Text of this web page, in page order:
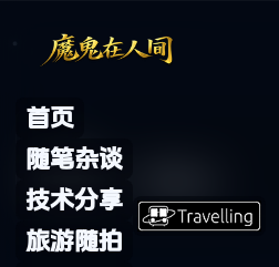
首页
随笔杂谈
技术分享
旅游随拍
Archive
标签：